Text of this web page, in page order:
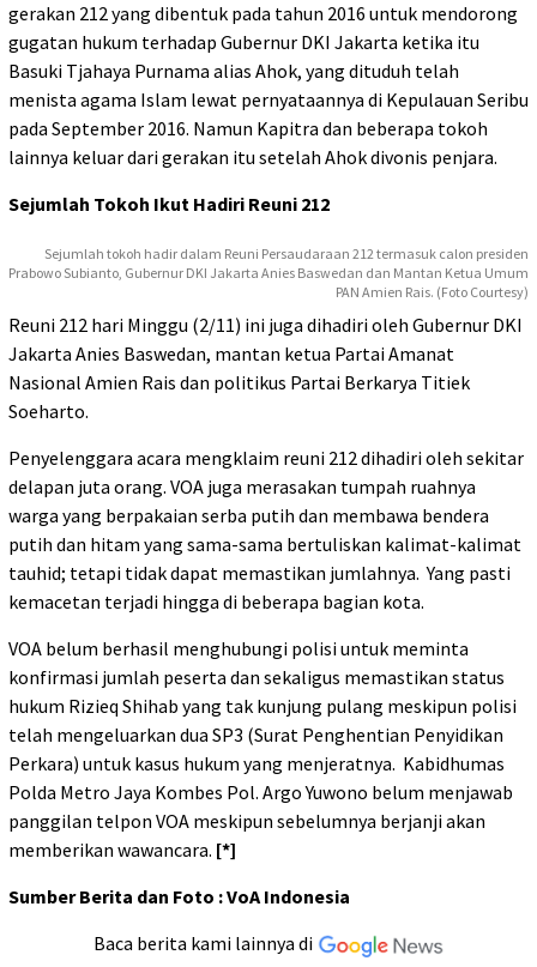
gerakan 212 yang dibentuk pada tahun 2016 untuk mendorong
gugatan hukum terhadap Gubernur DKI Jakarta ketika itu
Basuki Tjahaya Purnama alias Ahok, yang dituduh telah
menista agama Islam lewat pernyataannya di Kepulauan Seribu
pada September 2016. Namun Kapitra dan beberapa tokoh
lainnya keluar dari gerakan itu setelah Ahok divonis penjara.
Sejumlah Tokoh Ikut Hadiri Reuni 212
Sejumlah tokoh hadir dalam Reuni Persaudaraan 212 termasuk calon presiden
Prabowo Subianto, Gubernur DKI Jakarta Anies Baswedan dan Mantan Ketua Umum
PAN Amien Rais. (Foto Courtesy)
Reuni 212 hari Minggu (2/11) ini juga dihadiri oleh Gubernur DKI
Jakarta Anies Baswedan, mantan ketua Partai Amanat
Nasional Amien Rais dan politikus Partai Berkarya Titiek
Soeharto.
Penyelenggara acara mengklaim reuni 212 dihadiri oleh sekitar
delapan juta orang. VOA juga merasakan tumpah ruahnya
warga yang berpakaian serba putih dan membawa bendera
putih dan hitam yang sama-sama bertuliskan kalimat-kalimat
tauhid; tetapi tidak dapat memastikan jumlahnya. Yang pasti
kemacetan terjadi hingga di beberapa bagian kota.
VOA belum berhasil menghubungi polisi untuk meminta
konfirmasi jumlah peserta dan sekaligus memastikan status
hukum Rizieq Shihab yang tak kunjung pulang meskipun polisi
telah mengeluarkan dua SP3 (Surat Penghentian Penyidikan
Perkara) untuk kasus hukum yang menjeratnya. Kabidhumas
Polda Metro Jaya Kombes Pol. Argo Yuwono belum menjawab
panggilan telpon VOA meskipun sebelumnya berjanji akan
memberikan wawancara. [*]
Sumber Berita dan Foto : VoA Indonesia
Baca berita kami lainnya di